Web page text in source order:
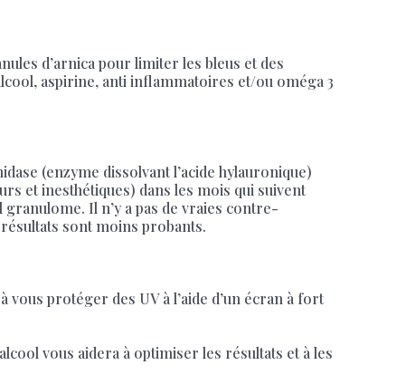
d’arnica pour limiter les bleus et des
aspirine, anti inflammatoires et/ou oméga 3
(enzyme dissolvant l’acide hylauronique)
et inesthétiques) dans les mois qui suivent
granulome. Il n’y a pas de vraies contre-
sont moins probants.
protéger des UV à l’aide d’un écran à fort
vous aidera à optimiser les résultats et à les